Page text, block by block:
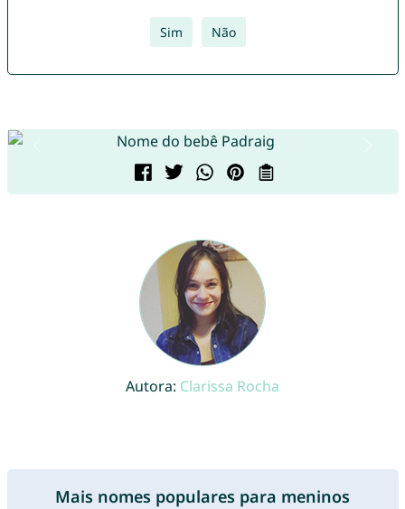
Sim Não
Autora: Clarissa Rocha
Mais nomes populares para meninos